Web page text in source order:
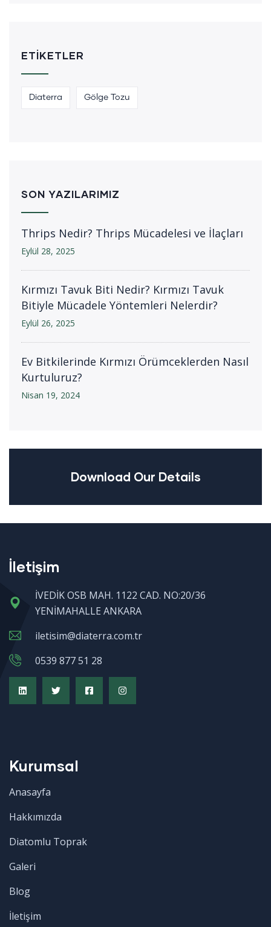
ETIKETLER
Diaterra Gölge Tozu
SON YAZILARIMIZ
Thrips Nedir? Thrips Mücadelesi ve İlaçları
Eylül 28, 2025
Kırmızı Tavuk Biti Nedir? Kırmızı Tavuk
Bitiyle Mücadele Yöntemleri Nelerdir?
Eylül 26, 2025
Ev Bitkilerinde Kırmızı Örümceklerden Nasıl
Kurtuluruz?
Nisan 19, 2024
Download Our Details
İletişim
İVEDİK OSB MAH. 1122 CAD. NO:20/36
YENİMAHALLE ANKARA
iletisim@diaterra.com.tr
0539 877 51 28
Kurumsal
Anasayfa
Hakkımızda
Diatomlu Toprak
Galeri
Blog
İletişim